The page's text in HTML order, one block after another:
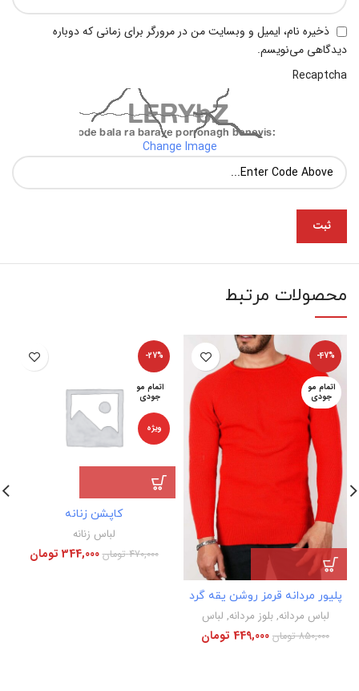
ذخیره نام، ایمیل و وبسایت من در مرورگر برای زمانی که دوباره
دیدگاهی می‌نویسم.
Recaptcha
Change Image
محصولات مرتبط
-47%
اتمام مو
جودی
پلیور مردانه قرمز روشن یقه گرد
لباس مردانه,بلوز مردانه, لباس
850,000 تومان 449,000 تومان
-27%
اتمام مو
جودی
ویژه
کاپشن زنانه
لباس زنانه
470,000 تومان 344,000 تومان